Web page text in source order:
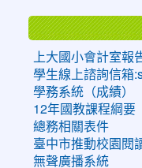
上大國小會計室報
學生線上諮詢信箱
學務系統（成績）
12年國教課程綱要
總務相關表件
臺中市推動校園閱
無聲廣播系統